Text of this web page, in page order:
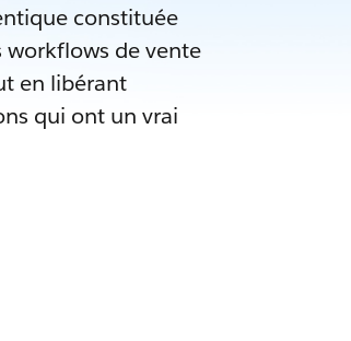
constituée
de vente
en libérant
qui ont un vrai